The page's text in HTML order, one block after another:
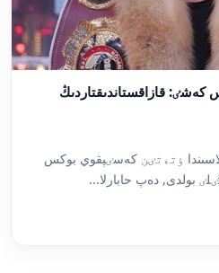
قازاقستاندىقتاردىڭ
ٶتەتٸن كەسٸپقوي بوكس
بولدى, دەپ حابارلا...